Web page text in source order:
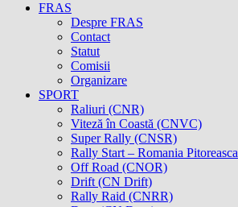
FRAS
Despre FRAS
Contact
Statut
Comisii
Organizare
SPORT
Raliuri (CNR)
Viteză în Coastă (CNVC)
Super Rally (CNSR)
Rally Start – Romania Pitoreasca
Off Road (CNOR)
Drift (CN Drift)
Rally Raid (CNRR)